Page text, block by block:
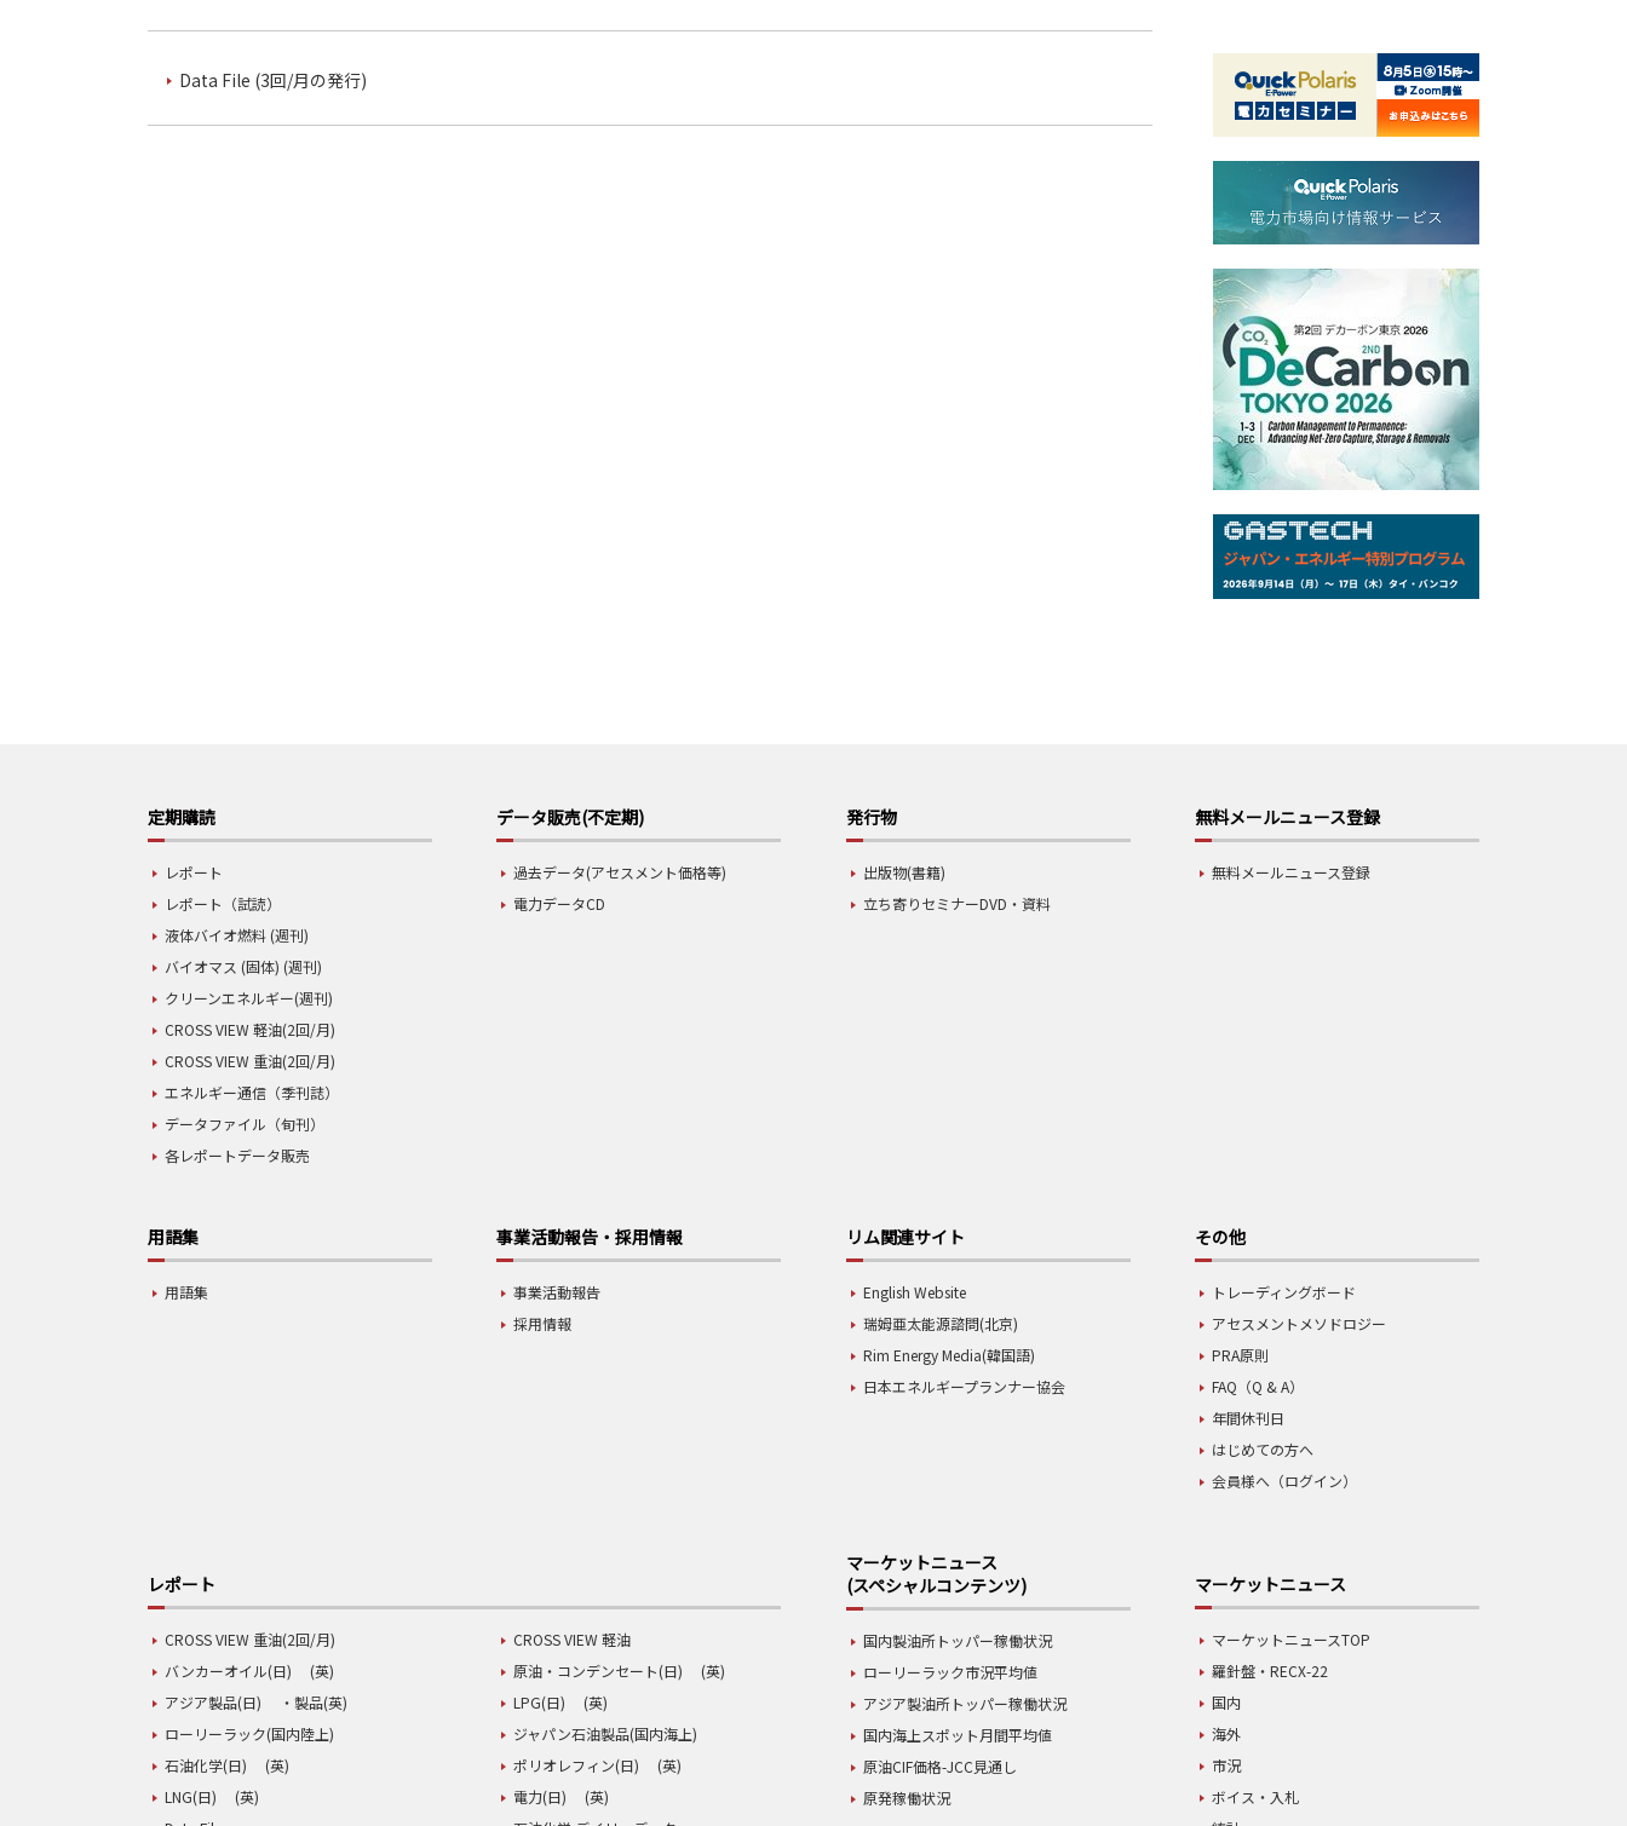
Data File (3回/月の発行)
定期購読
レポート
レポート（試読）
液体バイオ燃料 (週刊)
バイオマス (固体) (週刊)
クリーンエネルギー(週刊)
CROSS VIEW 軽油(2回/月)
CROSS VIEW 重油(2回/月)
エネルギー通信（季刊誌）
データファイル（旬刊）
各レポートデータ販売
データ販売(不定期)
過去データ(アセスメント価格等)
電力データCD
発行物
出版物(書籍)
立ち寄りセミナーDVD・資料
無料メールニュース登録
無料メールニュース登録
用語集
用語集
事業活動報告・採用情報
事業活動報告
採用情報
リム関連サイト
English Website
瑞姆亜太能源諮問(北京)
Rim Energy Media(韓国語)
日本エネルギープランナー協会
その他
トレーディングボード
アセスメントメソドロジー
PRA原則
FAQ（Q & A）
年間休刊日
はじめての方へ
会員様へ（ログイン）
レポート
CROSS VIEW 重油(2回/月)
CROSS VIEW 軽油
バンカーオイル(日)
(英) 原油・コンデンセート(日)
(英)
アジア製品(日)
・製品(英) LPG(日)
(英)
ローリーラック(国内陸上)
ジャパン石油製品(国内海上)
石油化学(日)
(英) ポリオレフィン(日)
(英)
LNG(日)
(英) 電力(日)
(英)
マーケットニュース
(スペシャルコンテンツ)
国内製油所トッパー稼働状況
ローリーラック市況平均値
アジア製油所トッパー稼働状況
国内海上スポット月間平均値
原油CIF価格-JCC見通し
原発稼働状況
マーケットニュース
マーケットニュースTOP
羅針盤・RECX-22
国内
海外
市況
ボイス・入札